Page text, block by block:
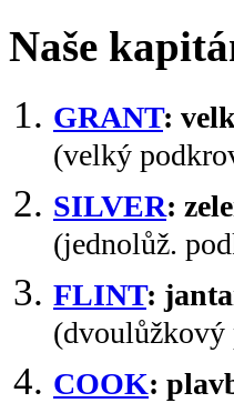
Naše
GRANT:
(velký
SILVER:
(jednolůž.
FLINT:
COOK: